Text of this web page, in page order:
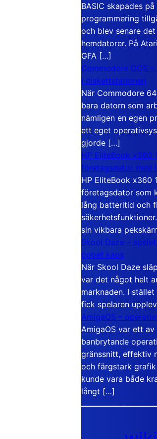
BASIC skapades
programmering
och blev senare
hemdatorer. På
GFA […]
Commodore DOS
i diskettstationen
När Commodore
bara datorn som
nämligen en egen
ett eget
gjorde […]
HP EliteBook x360
företagsdator med
HP EliteBook x360
företagsdator som
lång batteritid och
sin vikbara
Skool Daze –
öppet kaos
När Skool Daze
var det något helt
marknaden. I
fick spelaren
AmigaOS –
AmigaOS var ett
banbrytande
gränssnitt, effektiv
och färgstark
kunde vara både
långt […]